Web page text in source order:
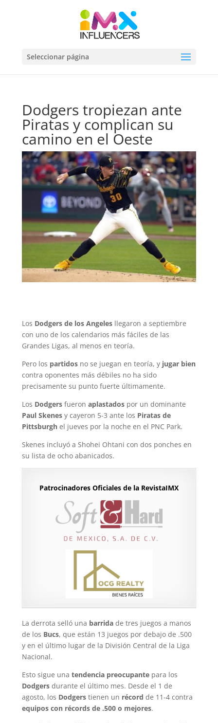
Seleccionar página
Dodgers tropiezan ante
Piratas y complican su
camino en el Oeste
Los Dodgers de los Angelesllegaron a septiembre
con uno de los calendarios más fáciles de las
Grandes Ligas, al menos en teoría.
Pero los partidosno se juegan en teoría, y jugar bien
contra oponentes más débiles no ha sido
precisamente su punto fuerte últimamente.
Los Dodgersfueron aplastadospor un dominante
Paul Skenesy cayeron 5-3 ante los Piratas de
Pittsburghel jueves por la noche en el PNC Park.
Skenes incluyó a Shohei Ohtani con dos ponches en
su lista de ocho abanicados.
Patrocinadores Oficiales de la RevistaIMX
La derrota selló una barridade tres juegos a manos
de los Bucs, que están 13 juegos por debajo de .500
y en el último lugar de la División Central de la Liga
Nacional.
Esto sigue una tendencia preocupantepara los
Dodgersdurante el último mes. Desde el 1 de
agosto, los Dodgerstienen un récord de 11-4 contra
equipos con récords de .500 o mejores.